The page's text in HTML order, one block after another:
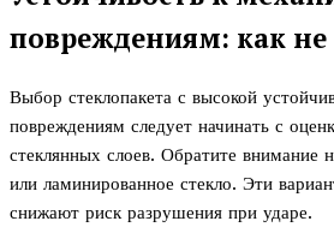
повреждениям: как
Выбор стеклопакета с высокой
повреждениям следует начинать с
стеклянных слоев. Обратите внимание
или ламинированное стекло. Эти
снижают риск разрушения при ударе.